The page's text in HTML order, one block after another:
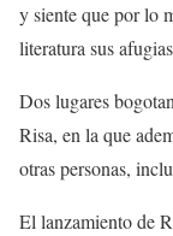
y siente que por lo
literatura sus
Dos lugares
Risa, en la que
otras personas,
El lanzamiento de